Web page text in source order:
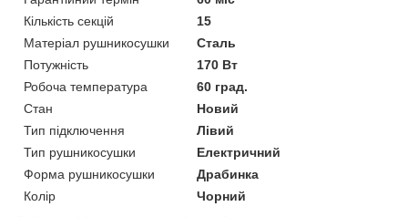
Кількість секцій
15
Матеріал рушникосушки
Сталь
Потужність
170 Вт
Робоча температура
60 град.
Стан
Новий
Тип підключення
Лівий
Тип рушникосушки
Електричний
Форма рушникосушки
Драбинка
Колір
Чорний